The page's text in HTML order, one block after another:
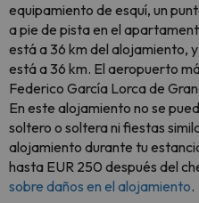
equipamiento de esquí, un
a pie de pista en el
está a 36 km del alojamiento,
está a 36 km. El aeropuerto
Federico García Lorca de
En este alojamiento no se
soltero o soltera ni fiestas
alojamiento durante tu
hasta EUR 250 después del
sobre daños en el alojamiento.